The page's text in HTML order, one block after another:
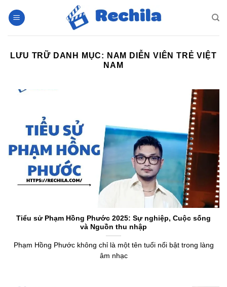
qua
LƯU TRỮ DANH MỤC: NAM DIỄN VIÊN TRẺ VIỆT
NAM
Tiểu sử Phạm Hồng Phước 2025: Sự nghiệp, Cuộc sống
và Nguồn thu nhập
Phạm Hồng Phước không chỉ là một tên tuổi nổi bật trong làng
âm nhạc